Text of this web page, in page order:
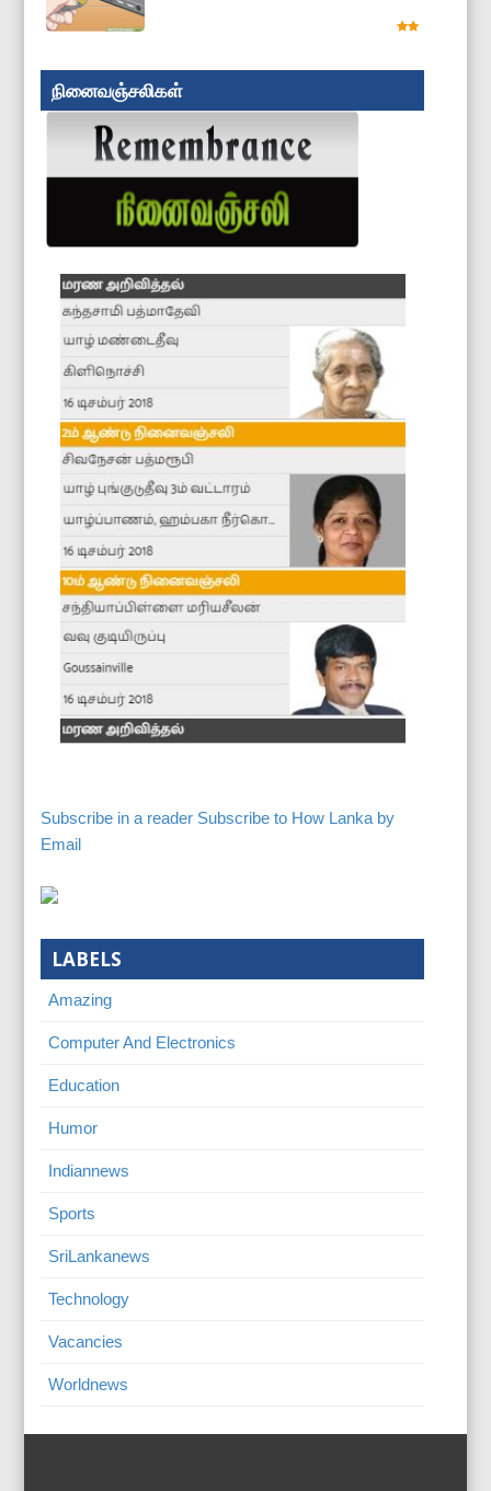
நினைவஞ்சலிகள்
Subscribe in a reader Subscribe to How Lanka by
Email
LABELS
Amazing
Computer And Electronics
Education
Humor
Indiannews
Sports
SriLankanews
Technology
Vacancies
Worldnews